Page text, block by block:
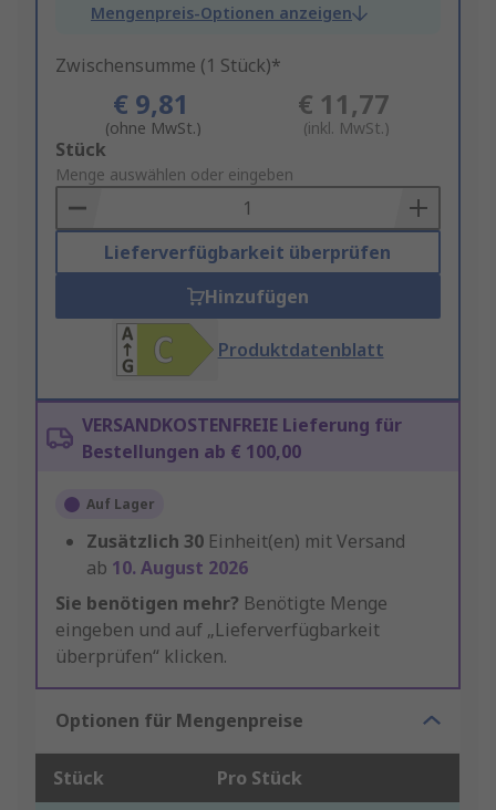
Mengenpreis-Optionen anzeigen
Zwischensumme (1 Stück)*
€ 9,81
(ohne MwSt.)
€ 11,77
(inkl. MwSt.)
Add
to
Basket
Stück
Menge auswählen oder eingeben
Lieferverfügbarkeit überprüfen
Hinzufügen
Produktdatenblatt
VERSANDKOSTENFREIE Lieferung für
Bestellungen ab € 100,00
Auf Lager
Zusätzlich 30 Einheit(en) mit Versand
ab 10. August 2026
Sie benötigen mehr? Benötigte Menge
eingeben und auf „Lieferverfügbarkeit
überprüfen“ klicken.
Optionen für Mengenpreise
Stück Pro Stück